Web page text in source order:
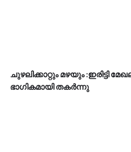
ചുഴലിക്കാറ്റും മഴയും :ഇരിട്ടി
ഭാഗികമായി തകർന്നു